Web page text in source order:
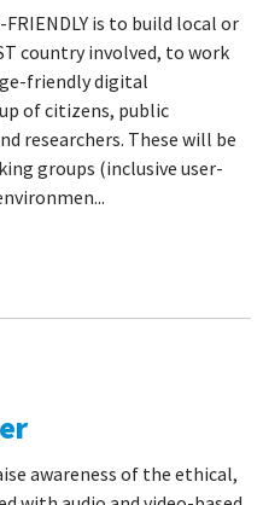
is to build local or
country involved, to work
friendly digital
of citizens, public
researchers. These will be
groups (inclusive user-
awareness of the ethical,